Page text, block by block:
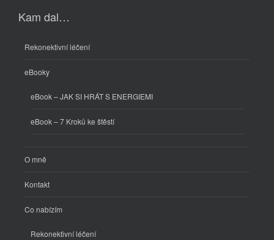
Kam dal…
Rekonektivní léčení
eBooky
eBook – JAK SI HRÁT S ENERGIEMI
eBook – 7 Kroků ke štěstí
O mně
Kontakt
Co nabízím
Rekonektivní léčení